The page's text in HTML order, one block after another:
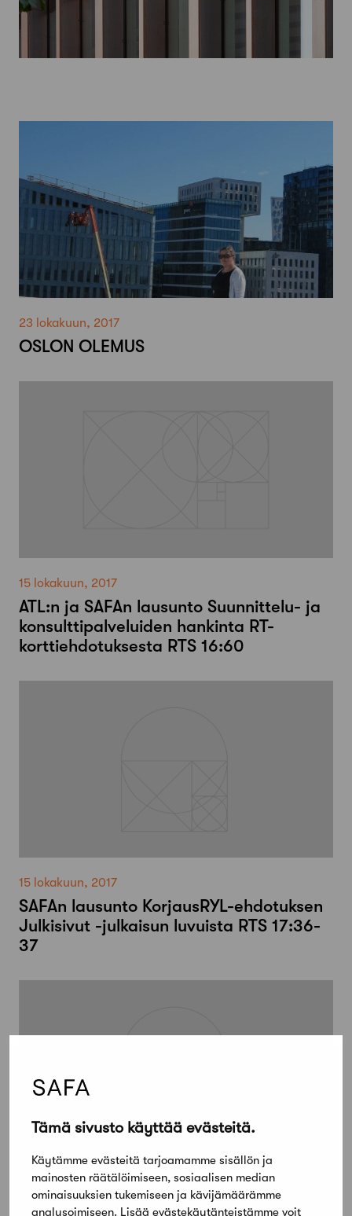
Tämä sivusto käyttää evästeitä.
Käytämme evästeitä tarjoamamme sisällön ja
mainosten räätälöimiseen, sosiaalisen median
ominaisuuksien tukemiseen ja kävijämäärämme
analysoimiseen. Lisää evästekäytänteistämme voit
23 lokakuun, 2017
OSLON OLEMUS
15 lokakuun, 2017
ATL:n ja SAFAn lausunto Suunnittelu- ja
konsulttipalveluiden hankinta RT-
korttiehdotuksesta RTS 16:60
15 lokakuun, 2017
SAFAn lausunto KorjausRYL-ehdotuksen
Julkisivut -julkaisun luvuista RTS 17:36-
37
12 lokakuun, 2017
Pätevyydenhaku digitaaliseksi